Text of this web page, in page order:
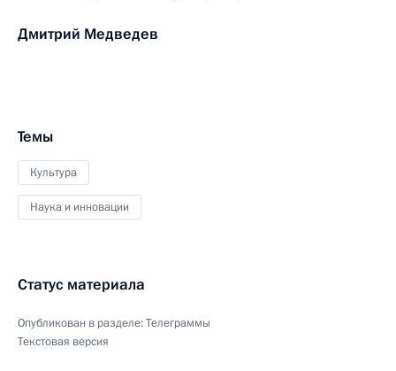
Дмитрий Медведев
Темы
Культура
Наука и инновации
Статус материала
Опубликован в разделе:Телеграммы
Текстовая версия